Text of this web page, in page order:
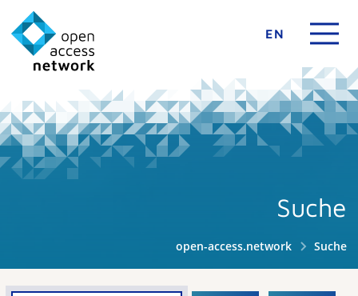
EN
Suche
open-access.network Suche